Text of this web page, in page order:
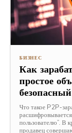
БИЗНЕС
Как
простое
Что такое P2P-
пользователю”. В
продавец